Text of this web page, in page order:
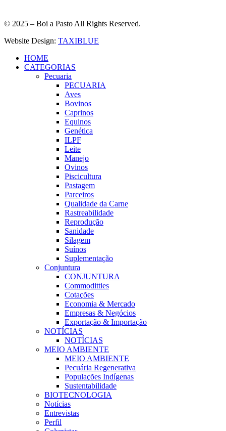
© 2025 – Boi a Pasto All Rights Reserved.
Website Design: TAXIBLUE
HOME
CATEGORIAS
Pecuaria
PECUARIA
Aves
Bovinos
Caprinos
Equinos
Genética
ILPF
Leite
Manejo
Ovinos
Piscicultura
Pastagem
Parceiros
Qualidade da Carne
Rastreabilidade
Reprodução
Sanidade
Silagem
Suínos
Suplementação
Conjuntura
CONJUNTURA
Commoditties
Cotações
Economia & Mercado
Empresas & Negócios
Exportação & Importação
NOTÍCIAS
NOTÍCIAS
MEIO AMBIENTE
MEIO AMBIENTE
Pecuária Regenerativa
Populações Indígenas
Sustentabilidade
BIOTECNOLOGIA
Notícias
Entrevistas
Perfil